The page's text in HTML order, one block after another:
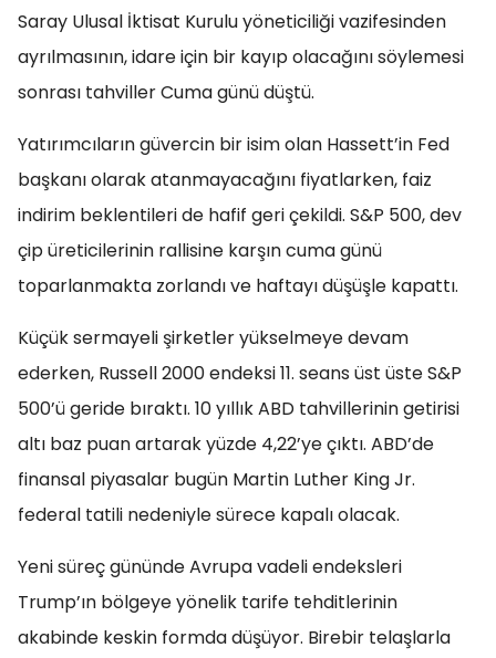
Saray Ulusal İktisat Kurulu yöneticiliği vazifesinden
ayrılmasının, idare için bir kayıp olacağını söylemesi
sonrası tahviller Cuma günü düştü.
Yatırımcıların güvercin bir isim olan Hassett’in Fed
başkanı olarak atanmayacağını fiyatlarken, faiz
indirim beklentileri de hafif geri çekildi. S&P 500, dev
çip üreticilerinin rallisine karşın cuma günü
toparlanmakta zorlandı ve haftayı düşüşle kapattı.
Küçük sermayeli şirketler yükselmeye devam
ederken, Russell 2000 endeksi 11. seans üst üste S&P
500’ü geride bıraktı. 10 yıllık ABD tahvillerinin getirisi
altı baz puan artarak yüzde 4,22’ye çıktı. ABD’de
finansal piyasalar bugün Martin Luther King Jr.
federal tatili nedeniyle sürece kapalı olacak.
Yeni süreç gününde Avrupa vadeli endeksleri
Trump’ın bölgeye yönelik tarife tehditlerinin
akabinde keskin formda düşüyor. Birebir telaşlarla